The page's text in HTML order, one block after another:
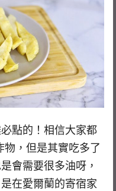
點的！相信大家都
物，但是其實吃多了
會需要很多油呀，
在愛爾蘭的寄宿家